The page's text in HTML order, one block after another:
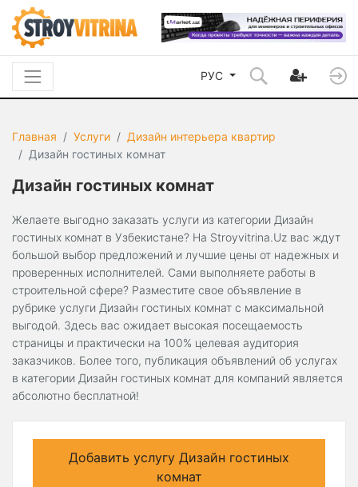
РУС
Главная Услуги
Дизайн интерьера квартир
Дизайн гостиных комнат
Дизайн гостиных комнат
Желаете выгодно заказать услуги из категории Дизайн
гостиных комнат в Узбекистане? На Stroyvitrina.Uz вас ждут
большой выбор предложений и лучшие цены от надежных и
проверенных исполнителей. Сами выполняете работы в
строительной сфере? Разместите свое объявление в
рубрике услуги Дизайн гостиных комнат с максимальной
выгодой. Здесь вас ожидает высокая посещаемость
страницы и практически на 100% целевая аудитория
заказчиков. Более того, публикация объявлений об услугах
в категории Дизайн гостиных комнат для компаний является
абсолютно бесплатной!
Добавить услугу Дизайн гостиных
комнат